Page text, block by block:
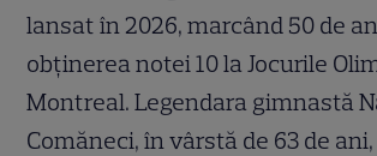
lansat în 2026, marcând 50 de
obținerea notei 10 la Jocurile
Montreal. Legendara gimnastă
Comăneci, în vârstă de 63 de